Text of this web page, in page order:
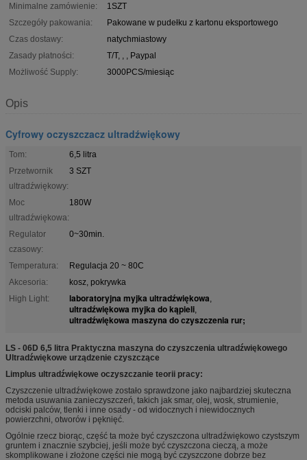
Minimalne zamówienie:
1SZT
Szczegóły pakowania:
Pakowane w pudełku z kartonu eksportowego
Czas dostawy:
natychmiastowy
Zasady płatności:
T/T, , , Paypal
Możliwość Supply:
3000PCS/miesiąc
Opis
Cyfrowy oczyszczacz ultradźwiękowy
Tom:
6,5 litra
Przetwornik
ultradźwiękowy:
3 SZT
Moc
ultradźwiękowa:
180W
Regulator
czasowy:
0~30min.
Temperatura:
Regulacja 20 ~ 80C
Akcesoria:
kosz, pokrywka
High Light:
laboratoryjna myjka ultradźwiękowa,
ultradźwiękowa myjka do kąpieli,
ultradźwiękowa maszyna do czyszczenia rur;
LS - 06D 6,5 litra Praktyczna maszyna do czyszczenia ultradźwiękowego
Ultradźwiękowe urządzenie czyszczące
Limplus ultradźwiękowe oczyszczanie teorii pracy:
Czyszczenie ultradźwiękowe zostało sprawdzone jako najbardziej skuteczna
metoda usuwania zanieczyszczeń, takich jak smar, olej, wosk, strumienie,
odciski palców, tlenki i inne osady - od widocznych i niewidocznych
powierzchni, otworów i pęknięć.
Ogólnie rzecz biorąc, część ta może być czyszczona ultradźwiękowo czystszym
gruntem i znacznie szybciej, jeśli może być czyszczona cieczą, a może
skomplikowane i złożone części nie mogą być czyszczone dobrze bez